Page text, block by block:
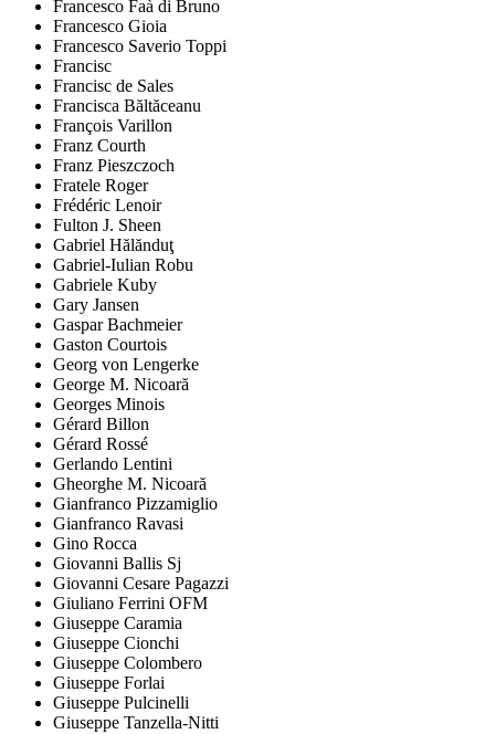
Francesco Faà di Bruno
Francesco Gioia
Francesco Saverio Toppi
Francisc
Francisc de Sales
Francisca Băltăceanu
François Varillon
Franz Courth
Franz Pieszczoch
Fratele Roger
Frédéric Lenoir
Fulton J. Sheen
Gabriel Hălănduţ
Gabriel-Iulian Robu
Gabriele Kuby
Gary Jansen
Gaspar Bachmeier
Gaston Courtois
Georg von Lengerke
George M. Nicoară
Georges Minois
Gérard Billon
Gérard Rossé
Gerlando Lentini
Gheorghe M. Nicoară
Gianfranco Pizzamiglio
Gianfranco Ravasi
Gino Rocca
Giovanni Ballis Sj
Giovanni Cesare Pagazzi
Giuliano Ferrini OFM
Giuseppe Caramia
Giuseppe Cionchi
Giuseppe Colombero
Giuseppe Forlai
Giuseppe Pulcinelli
Giuseppe Tanzella-Nitti